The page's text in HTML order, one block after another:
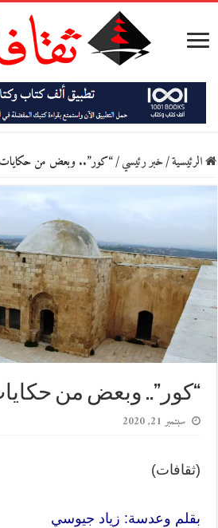
الرئيسية/خبر رئيسي/“كور”.. وبعض من
“كور”.. وبعض من
سبتمبر 21, 2020
(ثقافات)
بقلم وعدسة: زياد جيوسي